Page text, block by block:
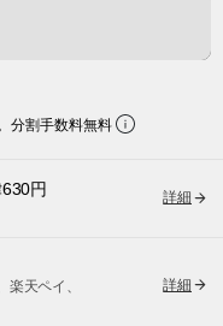
分割手数料無料
円 詳細
天ペイ、
詳細